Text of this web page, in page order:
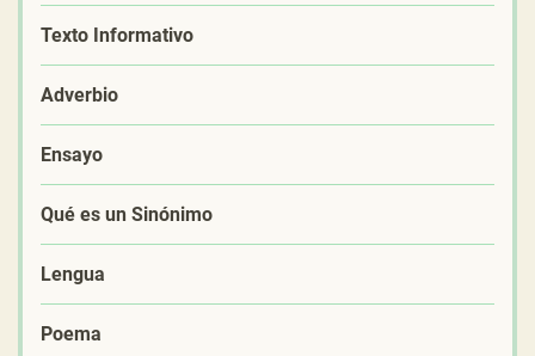
Texto Informativo
Adverbio
Ensayo
Qué es un Sinónimo
Lengua
Poema